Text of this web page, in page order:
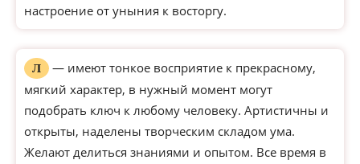
настроение от уныния к восторгу.
Л
— имеют тонкое восприятие к прекрасному,
мягкий характер, в нужный момент могут
подобрать ключ к любому человеку. Артистичны и
открыты, наделены творческим складом ума.
Желают делиться знаниями и опытом. Все время в